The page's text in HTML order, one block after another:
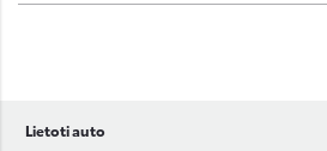
Lietoti auto